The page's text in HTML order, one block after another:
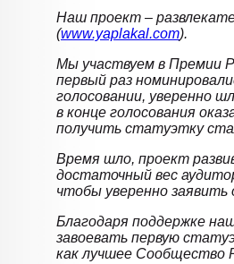
Наш проект –
(www.yaplakal.com).
Мы участвуем в Премии
первый раз
голосовании, уверенно
в конце голосования
получить статуэтку
Время шло, проект
достаточный вес
чтобы уверенно заявить
Благодаря поддержке
завоевать первую
как лучшее Сообщество